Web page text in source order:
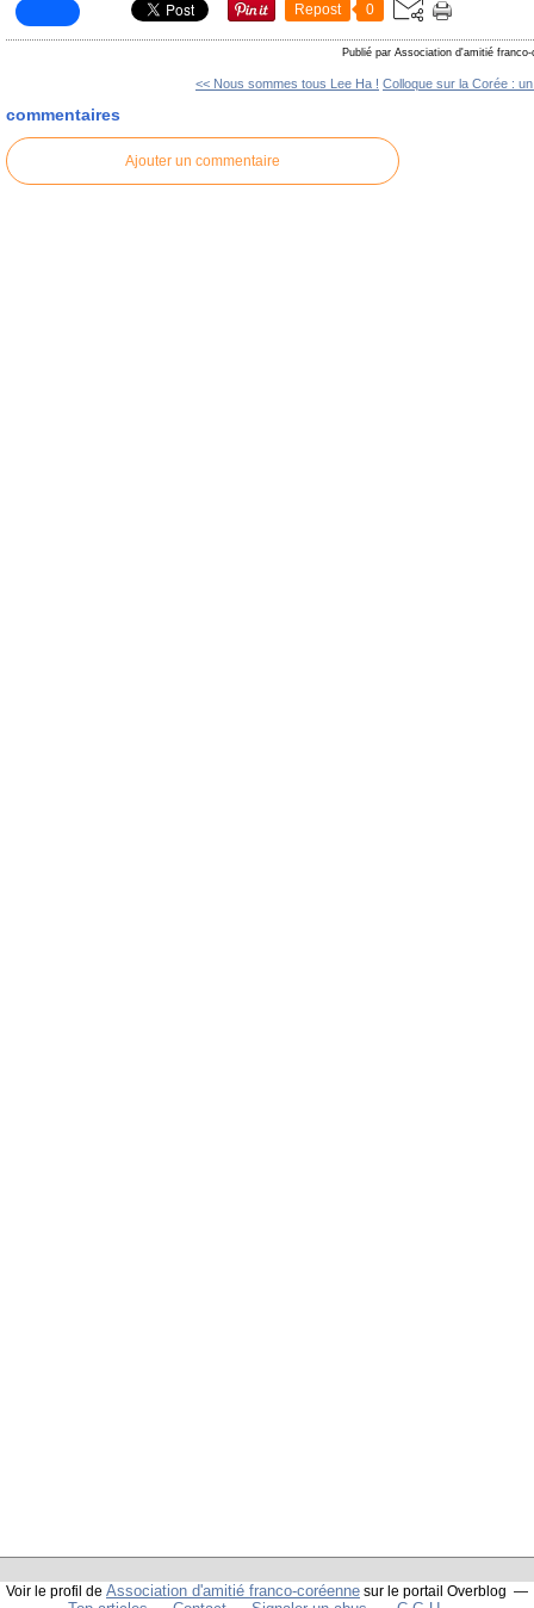
Repost 0
Publié par Association d'amitié franco-
<< Nous sommes tous Lee Ha ! Colloque sur la Corée :
commentaires
Ajouter un commentaire
Voir le profil de Association d'amitié franco-coréenne sur le portail Overblog